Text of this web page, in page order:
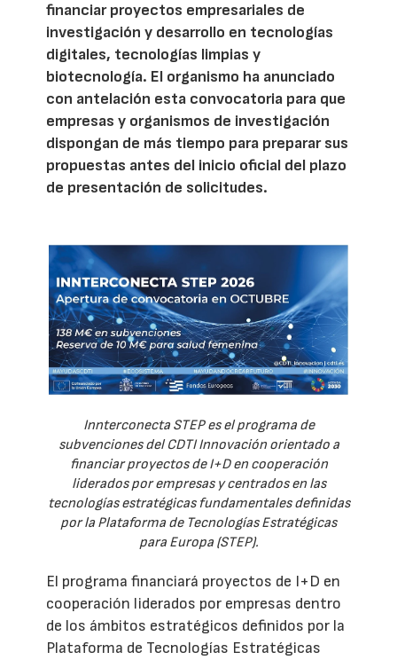
financiar proyectos empresariales de
investigación y desarrollo en tecnologías
digitales, tecnologías limpias y
biotecnología. El organismo ha anunciado
con antelación esta convocatoria para que
empresas y organismos de investigación
dispongan de más tiempo para preparar sus
propuestas antes del inicio oficial del plazo
de presentación de solicitudes.
Innterconecta STEP es el programa de
subvenciones del CDTI Innovación orientado a
financiar proyectos de I+D en cooperación
liderados por empresas y centrados en las
tecnologías estratégicas fundamentales definidas
por la Plataforma de Tecnologías Estratégicas
para Europa (STEP).
El programa financiará proyectos de I+D en
cooperación liderados por empresas dentro
de los ámbitos estratégicos definidos por la
Plataforma de Tecnologías Estratégicas